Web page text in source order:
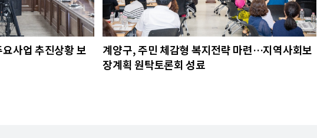
사업 추진상황 보
계양구, 주민 체감형 복지전략 마련…지역사회보
장계획 원탁토론회 성료